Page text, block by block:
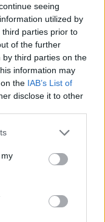
seeing
utilized by
parties prior to
of the further
third parties on the
information may
the IAB’s List of
disclose it to other
heti drónincidens
célzó ukrán
egy olajtárolót. Ma
a
be a miniszterelnök.
is lemondott